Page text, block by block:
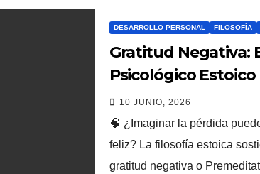
DESARROLLO PERSONAL FILOSOFÍA
Gratitud Negativa:
Psicológico
la Resiliencia y
Pérdida
10 JUNIO, 2026
🧠 ¿Imaginar la pérdida
feliz? La filosofía estoica
gratitud negativa o